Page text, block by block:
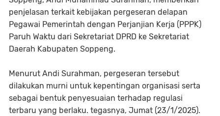
penjelasan terkait kebijakan pergeseran delapan
Pegawai Pemerintah dengan Perjanjian Kerja (PPPK)
Paruh Waktu dari Sekretariat DPRD ke Sekretariat
Daerah Kabupaten Soppeng.
Menurut Andi Surahman, pergeseran tersebut
dilakukan murni untuk kepentingan organisasi serta
sebagai bentuk penyesuaian terhadap regulasi
terbaru yang berlaku. tegasnya, Jumat (23/1/2025).